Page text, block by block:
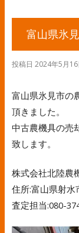
富山県氷
投稿日 2024年5月16
富山県氷見市の
頂きました。
中古農機具の売
致します。
株式会社北陸農
住所:富山県射水
査定担当:080-